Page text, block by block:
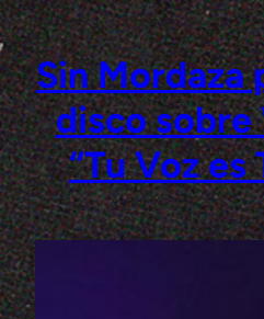
Saltar
al
contenido
Sin Mordaza
disco sobre
“Tu Voz es